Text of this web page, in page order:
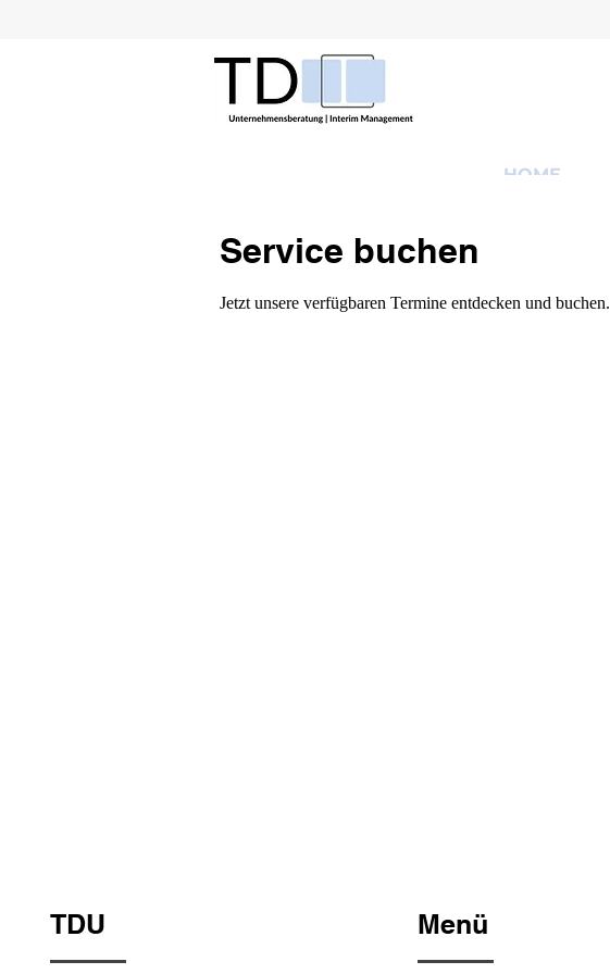
HOME
Service buchen
Jetzt unsere verfügbaren Termine entdecken und buchen.
TDU Menü